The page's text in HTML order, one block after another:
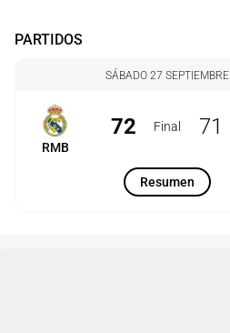
PARTIDOS
SÁBADO 27 SEPTIEMBRE
RMB
72 Final 71
Resumen